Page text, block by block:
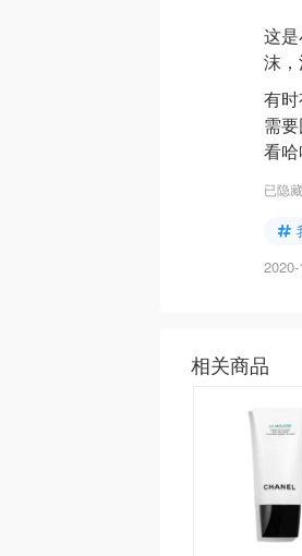
这
沫
有
需
看
已隐
相关商品